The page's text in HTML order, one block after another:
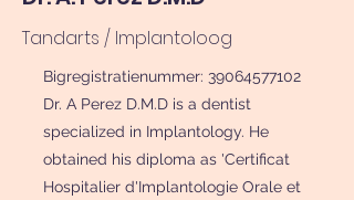
Tandarts / Implantoloog
Bigregistratienummer: 39064577102
Dr. A Perez D.M.D is a dentist
specialized in Implantology. He
obtained his diploma as 'Certificat
Hospitalier d'Implantologie Orale et